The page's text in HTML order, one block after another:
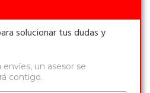
solucionar tus dudas y
envíes, un asesor se
contigo.